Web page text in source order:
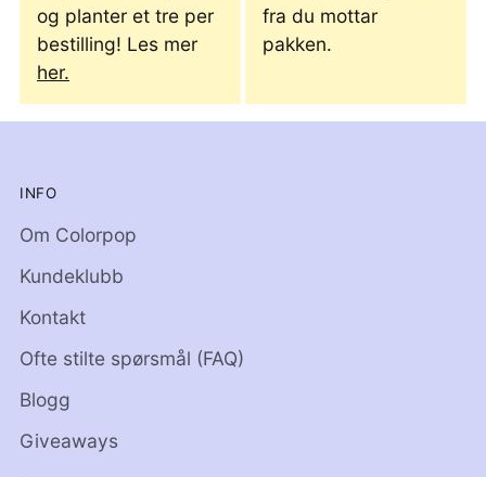
og planter et tre per
bestilling! Les mer
her.
fra du mottar
pakken.
INFO
Om Colorpop
Kundeklubb
Kontakt
Ofte stilte spørsmål (FAQ)
Blogg
Giveaways